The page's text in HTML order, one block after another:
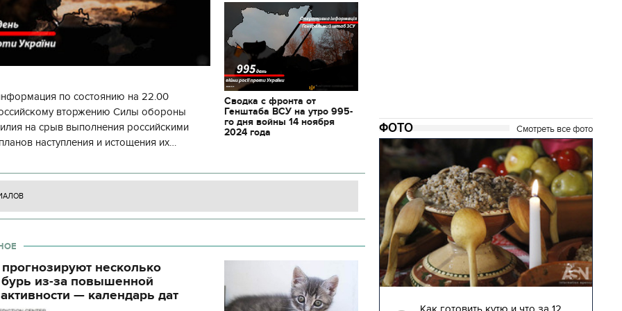
по состоянию на 22.00
вторжению Силы обороны
на срыв выполнения российскими
наступления и истощения их
Сводка с фронта от
Генштаба ВСУ на утро 995-
го дня войны 14 ноября
2024 года
несколько
из-за повышенной
— календарь дат
ФОТО Смотреть все фото
11.10.2017 | 16:22